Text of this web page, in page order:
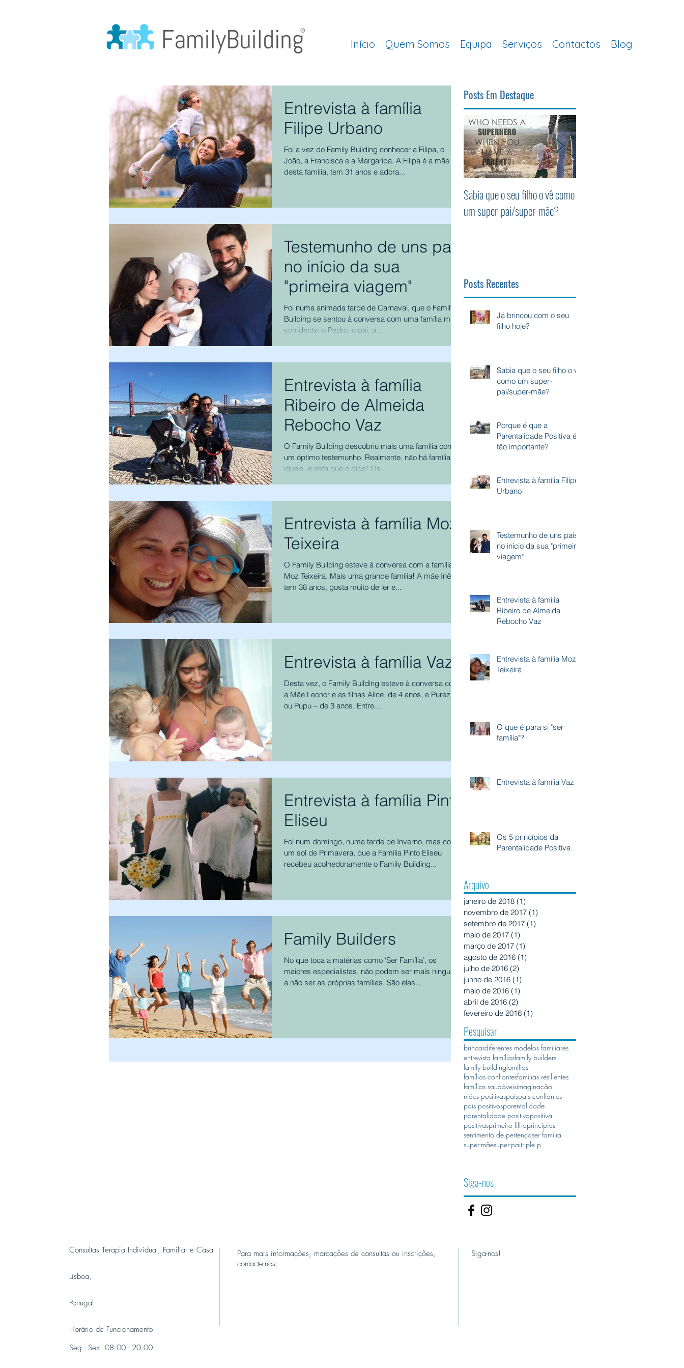
Início Quem Somos Equipa Serviços Contactos Blog
Entrevista à família
Filipe Urbano
Foi a vez do Family Building conhecer a Filipa, o
João, a Francisca e a Margarida. A Filipa é a mãe
desta família, tem 31 anos e adora...
Testemunho de uns pais
no início da sua
"primeira viagem"
Foi numa animada tarde de Carnaval, que o Family
Building se sentou à conversa com uma família muito
sorridente: o Pedro, o pai, a...
Entrevista à família
Ribeiro de Almeida
Rebocho Vaz
O Family Building descobriu mais uma família com
um óptimo testemunho. Realmente, não há famílias
iguais, e esta que o diga! Os...
Entrevista à família Moz
Teixeira
O Family Building esteve à conversa com a família
Moz Teixeira. Mais uma grande família! A mãe Inês
tem 38 anos, gosta muito de ler e...
Entrevista à família Vaz
Desta vez, o Family Building esteve à conversa com
a Mãe Leonor e as filhas Alice, de 4 anos, e Pureza –
ou Pupu – de 3 anos. Entre...
Entrevista à família Pinto
Eliseu
Foi num domingo, numa tarde de Inverno, mas com
um sol de Primavera, que a Família Pinto Eliseu
recebeu acolhedoramente o Family Building...
Family Builders
No que toca a matérias como ‘Ser Família’, os
maiores especialistas, não podem ser mais ninguém
a não ser as próprias famílias. São elas...
Posts Em Destaque
Sabia que o seu filho o vê como
um super-pai/super-mãe?
Posts Recentes
Já brincou com o seu
filho hoje?
Sabia que o seu filho o vê
como um super-
pai/super-mãe?
Porque é que a
Parentalidade Positiva é
tão importante?
Entrevista à família Filipe
Urbano
Testemunho de uns pais
no início da sua "primeira
viagem"
Entrevista à família
Ribeiro de Almeida
Rebocho Vaz
Entrevista à família Moz
Teixeira
O que é para si "ser
família"?
Entrevista à família Vaz
Os 5 princípios da
Parentalidade Positiva
Arquivo
janeiro de 2018 (1)
novembro de 2017 (1)
setembro de 2017 (1)
maio de 2017 (1)
março de 2017 (1)
agosto de 2016 (1)
julho de 2016 (2)
junho de 2016 (1)
maio de 2016 (1)
abril de 2016 (2)
fevereiro de 2016 (1)
Pesquisar
brincardiferentes modelos familiares
entrevista famíliasfamily builders
family buildingfamílias
famílias confiantesfamílias resilientes
famílias saudáveisimaginação
mães positivaspaispais confiantes
pais positivosparentalidade
parentalidade positivapositiva
positivasprimeiro filhoprincípios
sentimento de pertençaser família
super-mãesuper-paitriple p
Siga-nos
Consultas Terapia Individual, Familiar e Casal
Lisboa,
Portugal
Horário de Funcionamento
Seg - Sex: 08:00 - 20:00
Para mais informações, marcações de consultas ou inscrições,
contacte-nos:
Siga-nos!